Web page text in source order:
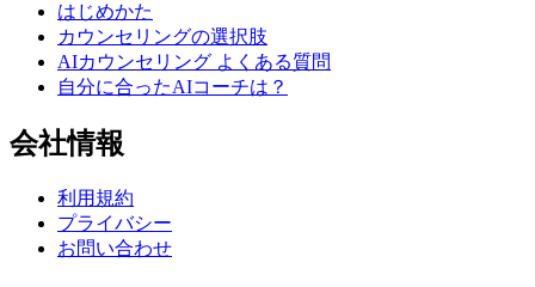
はじめかた
カウンセリングの選択肢
AIカウンセリング よくある質問
自分に合ったAIコーチは？
会社情報
利用規約
プライバシー
お問い合わせ